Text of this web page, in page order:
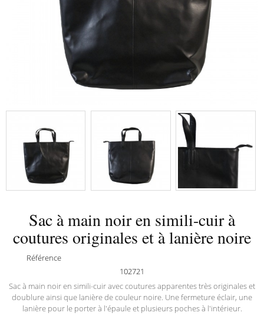
Sac à main noir en simili-cuir à
coutures originales et à lanière noire
Référence
102721
Sac à main noir en simili-cuir avec coutures apparentes très originales et
doublure ainsi que lanière de couleur noire. Une fermeture éclair, une
lanière pour le porter à l'épaule et plusieurs poches à l'intérieur.